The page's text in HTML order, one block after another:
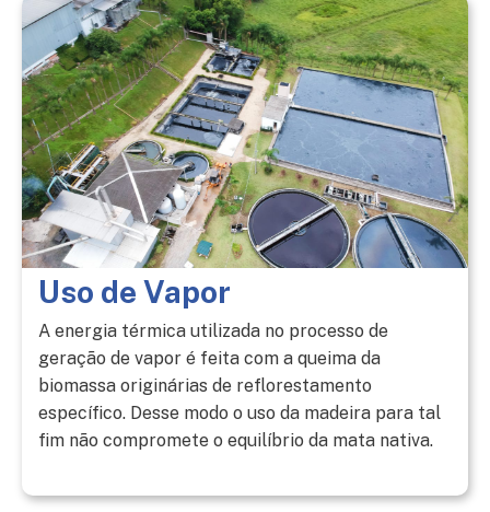
Uso de Vapor
A energia térmica utilizada no processo de
geração de vapor é feita com a queima da
biomassa originárias de reflorestamento
específico. Desse modo o uso da madeira para tal
fim não compromete o equilíbrio da mata nativa.